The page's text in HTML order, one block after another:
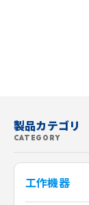
製品カテゴリ
CATEGORY
工作機器